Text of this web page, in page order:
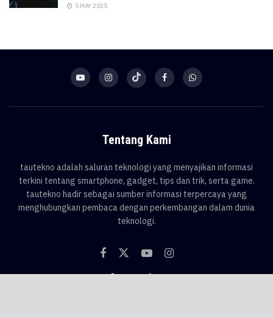
5 MAY 2025
Tentang Kami
tautekno adalah saluran teknologi yang menyajikan informasi
terkini tentang smartphone, gadget, tips dan trik, serta game.
tautekno hadir sebagai sumber informasi terpercaya yang
menghubungkan pembaca dengan perkembangan dalam dunia
teknologi.
Categories